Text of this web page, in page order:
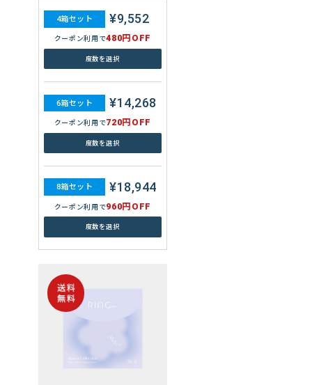
6箱セット ¥11,280
度数を選択
8箱セット ¥15,040
度数を選択
WAVEワンデー エアスリム
4箱セット ¥6,720
4箱セット ¥9,552
クーポン利用で480円OFF
度数を選択
6箱セット ¥14,268
クーポン利用で720円OFF
度数を選択
8箱セット ¥18,944
クーポン利用で960円OFF
度数を選択